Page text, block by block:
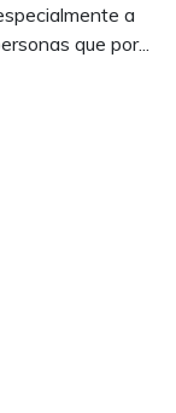
a
que por...